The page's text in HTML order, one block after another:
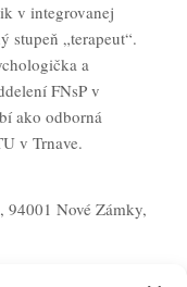
v integrovanej
stupeň „terapeut“.
a
FNsP v
ako odborná
v Trnave.
94001 Nové Zámky,